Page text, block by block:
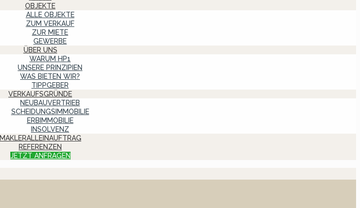
OBJEKTE
ALLE OBJEKTE
ZUM VERKAUF
ZUR MIETE
GEWERBE
ÜBER UNS
WARUM HP1
UNSERE PRINZIPIEN
WAS BIETEN WIR?
TIPPGEBER
VERKAUFSGRÜNDE
NEUBAUVERTRIEB
SCHEIDUNGSIMMOBILIE
ERBIMMOBILIE
INSOLVENZ
MAKLERALLEINAUFTRAG
REFERENZEN
JETZT ANFRAGEN